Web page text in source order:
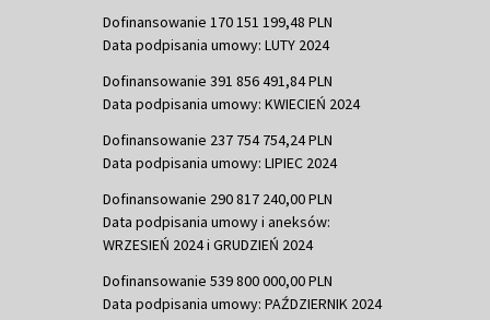
Dofinansowanie 170 151 199,48 PLN
Data podpisania umowy: LUTY 2024
Dofinansowanie 391 856 491,84 PLN
Data podpisania umowy: KWIECIEŃ 2024
Dofinansowanie 237 754 754,24 PLN
Data podpisania umowy: LIPIEC 2024
Dofinansowanie 290 817 240,00 PLN
Data podpisania umowy i aneksów:
WRZESIEŃ 2024 i GRUDZIEŃ 2024
Dofinansowanie 539 800 000,00 PLN
Data podpisania umowy: PAŹDZIERNIK 2024